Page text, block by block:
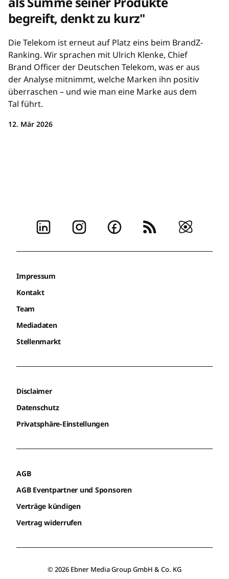
begreift, denkt zu kurz"
Die Telekom ist erneut auf Platz eins beim BrandZ-
Ranking. Wir sprachen mit Ulrich Klenke, Chief
Brand Officer der Deutschen Telekom, was er aus
der Analyse mitnimmt, welche Marken ihn positiv
überraschen – und wie man eine Marke aus dem
Tal führt.
12. Mär 2026
Impressum
Kontakt
Team
Mediadaten
Stellenmarkt
Disclaimer
Datenschutz
Privatsphäre-Einstellungen
AGB
AGB Eventpartner und Sponsoren
Verträge kündigen
Vertrag widerrufen
© 2026 Ebner Media Group GmbH & Co. KG